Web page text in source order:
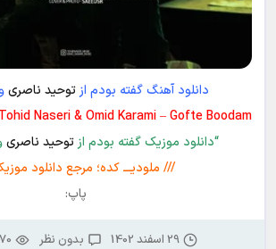
دانلود آهنگ گفته بودم ازتوحید ناصری
Naseri & Omid Karami – Gofte Boodam
“دانلود موزیک گفته بودم ازتوحید ناصری
/// ملودیـــ کده؛ مرجع دانلود
پاپ:
29 اسفند 1402 بدون نظر 170